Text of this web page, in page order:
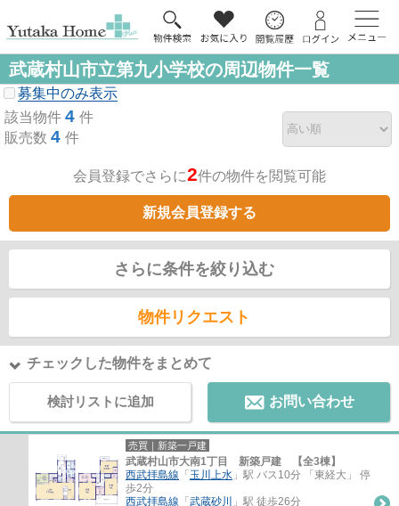
武蔵村山市立第九小学校の周辺物件一覧
募集中のみ表示
該当物件 4 件
販売数 4 件
会員登録でさらに2件の物件を閲覧可能
新規会員登録する
さらに条件を絞り込む
物件リクエスト
チェックした物件をまとめて
検討リストに追加 お問い合わせ
売買｜新築一戸建
武蔵村山市大南1丁目 新築戸建 【全3棟】
西武拝島線 「 玉川上水 」駅 バス10分 「東経大」 停
歩2分
西武拝島線 「 武蔵砂川
」駅 徒歩26分